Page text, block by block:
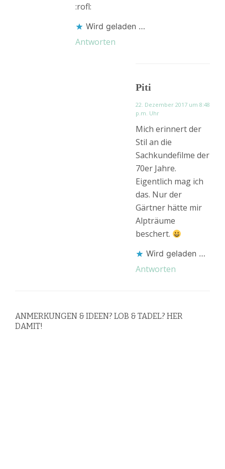
:rofl:
Wird geladen …
Antworten
Piti
22. Dezember 2017 um 8:48
p.m. Uhr
Mich erinnert der
Stil an die
Sachkundefilme der
70er Jahre.
Eigentlich mag ich
das. Nur der
Gärtner hätte mir
Alpträume
beschert.
Wird geladen …
Antworten
ANMERKUNGEN & IDEEN? LOB & TADEL? HER
DAMIT!